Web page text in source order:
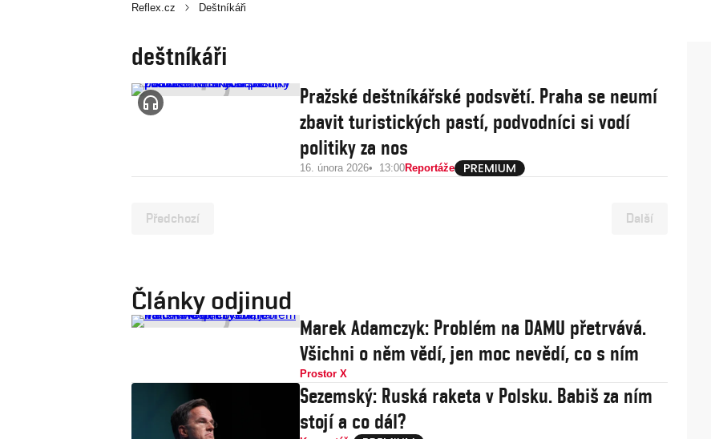
Reflex.cz Deštníkáři
deštníkáři
Pražské deštníkářské podsvětí. Praha se neumí
zbavit turistických pastí, podvodníci si vodí
politiky za nos
16. února 2026 13:00Reportáže
Předchozí Další
Články odjinud
Marek Adamczyk: Problém na DAMU přetrvává.
Všichni o něm vědí, jen moc nevědí, co s ním
Prostor X
Sezemský: Ruská raketa v Polsku. Babiš za ním
stojí a co dál?